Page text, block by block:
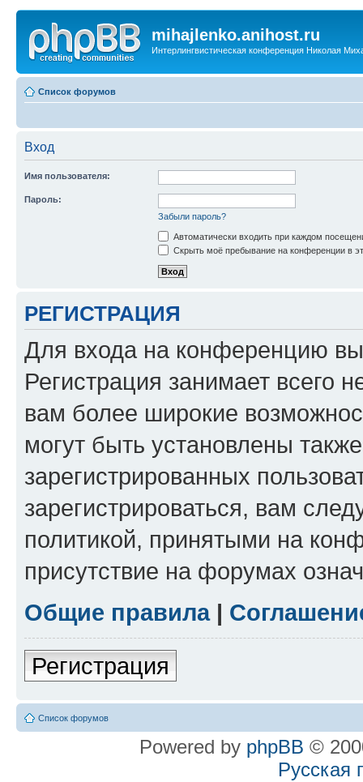
mihajlenko.anihost.ru
Интерлингвистическая конференция Николая
Список форумов
Вход
Имя пользователя:
Пароль:
Забыли пароль?
Автоматически входить при каждом
Скрыть моё пребывание на конференции в
РЕГИСТРАЦИЯ
Для входа на конференцию
Регистрация занимает всего
вам более широкие
могут быть установлены
зарегистрированных
зарегистрироваться, вам
политикой, принятыми на
присутствие на форумах
Общие правила|
Регистрация
Список форумов
Powered by phpBB ©
Русская